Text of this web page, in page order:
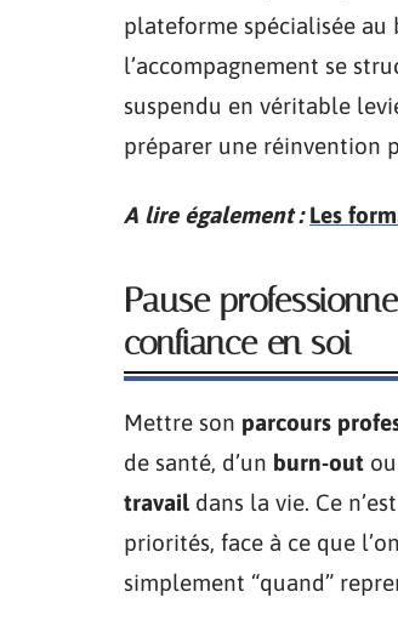
plateforme spécialisée au
l’accompagnement se
suspendu en véritable
préparer une réinvention
A lire également : Les
Pause
confiance en soi
Mettre son parcours
de santé, d’un burn-out
travail dans la vie. Ce
priorités, face à ce que
simplement “quand”